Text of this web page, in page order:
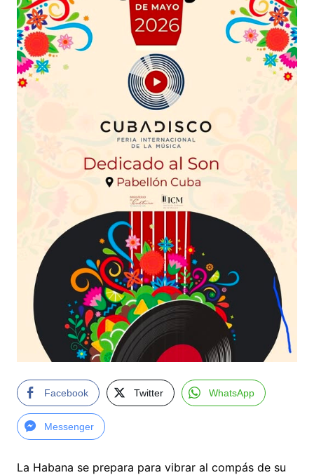
Facebook Twitter WhatsApp
Messenger
La Habana se prepara para vibrar al compás de su